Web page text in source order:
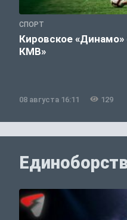
СПОРТ
Кировское
КМВ»
08 августа 16:11 129